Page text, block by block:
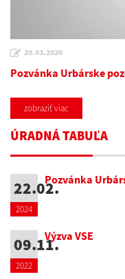
20.03.2026
Pozvánka Urbárske
zobraziť viac
ÚRADNÁ TABUĽA
22.02.
2024
Pozvánka
09.11.
2022
Výzva VSE